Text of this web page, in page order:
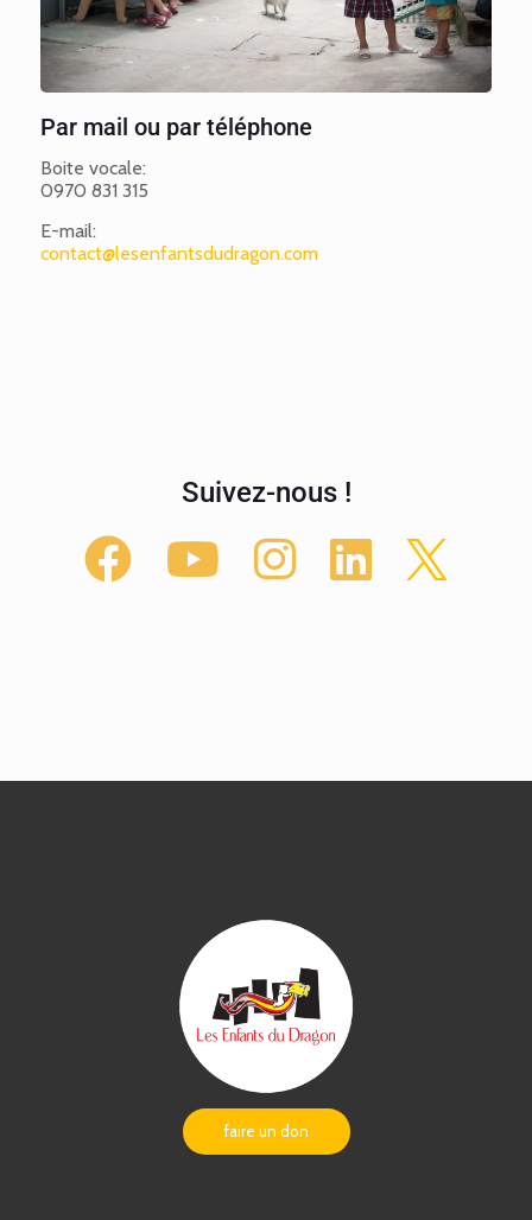
Par mail ou par téléphone
Boite vocale:
0970 831 315
E-mail:
contact@lesenfantsdudragon.com
Suivez-nous !
faire un don